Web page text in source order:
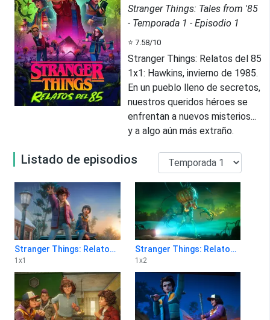
Stranger Things: Tales from '85
- Temporada 1 - Episodio 1
⭐ 7.58/10
Stranger Things: Relatos del 85
1x1: Hawkins, invierno de 1985.
En un pueblo lleno de secretos,
nuestros queridos héroes se
enfrentan a nuevos misterios...
y a algo aún más extraño.
Listado de episodios
Stranger Things: Relatos del 85 1x1
1 x1
Stranger Things: Relatos del 85 1x2
1 x2